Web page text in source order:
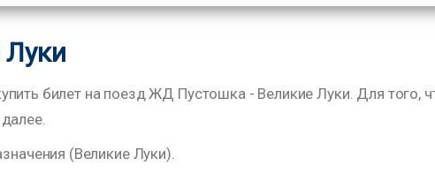
билет на поезд ЖД Пустошка - Великие Луки. Для того,
(Великие Луки).